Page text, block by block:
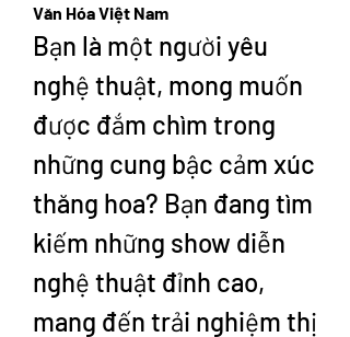
Văn Hóa Việt Nam
Bạn là một người yêu
nghệ thuật, mong muốn
được đắm chìm trong
những cung bậc cảm xúc
thăng hoa? Bạn đang tìm
kiếm những show diễn
nghệ thuật đỉnh cao,
mang đến trải nghiệm thị